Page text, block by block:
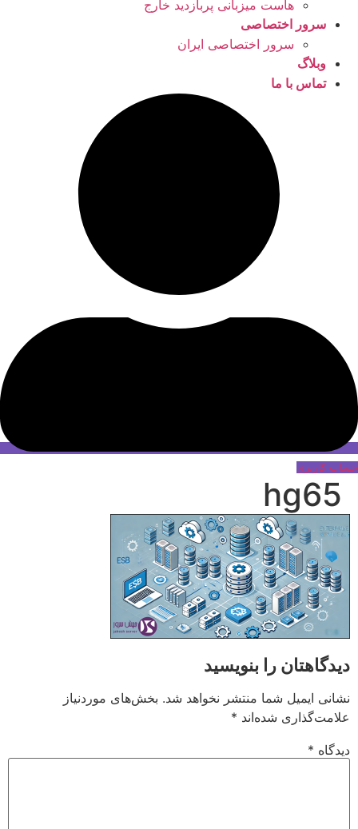
هاست میزبانی پربازدید خارج
سرور اختصاصی
سرور اختصاصی ایران
وبلاگ
تماس با ما
حساب کاربری
hg65
دیدگاهتان را بنویسید
نشانی ایمیل شما منتشر نخواهد شد. بخش‌های موردنیاز
علامت‌گذاری شده‌اند *
دیدگاه *